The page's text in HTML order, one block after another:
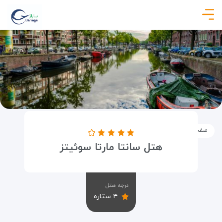
صفحه نخست اقامتگاه ها هتل سانتا مارتا سوئیتز
هتل سانتا مارتا سوئیتز
درجه هتل